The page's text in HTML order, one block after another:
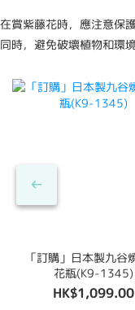
在賞紫藤花時，應注意保
同時，避免破壞植物和環
「訂購」日本製九谷
花瓶(K9-1345)
HK$1,099.00